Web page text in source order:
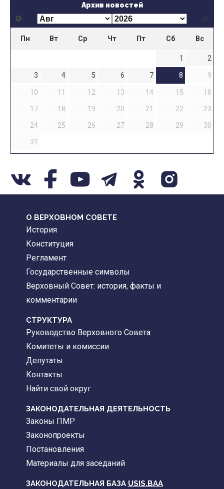
Архив новостей
Пн Вт Ср Чт Пт Сб Вс
1
2
3
4 5 6 7 8
9
10
11 12 13 14 15
16
17
18 19 20 21 22
23
24
25 26 27 28 29
30
31
О ВЕРХОВНОМ СОВЕТЕ
История
Конституция
Регламент
Государственные символы
Верховный Совет: история, факты и
комментарии
CТРУКТУРА
Руководство Верховного Совета
Комитеты и комиссии
Депутаты
Контакты
Найти свой округ
ЗАКОНОДАТЕЛЬНАЯ ДЕЯТЕЛЬНОСТЬ
Законы ПМР
Законопроекты
Постановления
Материалы для заседаний
ЗАКОНОДАТЕЛЬНАЯ БАЗА USIS.BAA